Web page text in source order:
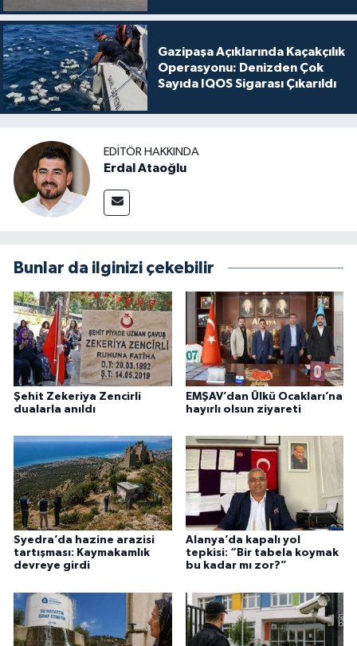
Gazipaşa Açıklarında Kaçakçılık
Operasyonu: Denizden Çok
Sayıda IQOS Sigarası Çıkarıldı
EDITÖR HAKKINDA
Erdal Ataoğlu
Bunlar da ilginizi çekebilir
Şehit Zekeriya Zencirli
dualarla anıldı
EMŞAV’dan Ülkü Ocakları’na
hayırlı olsun ziyareti
Syedra’da hazine arazisi
tartışması: Kaymakamlık
devreye girdi
Alanya’da kapalı yol
tepkisi: “Bir tabela koymak
bu kadar mı zor?”